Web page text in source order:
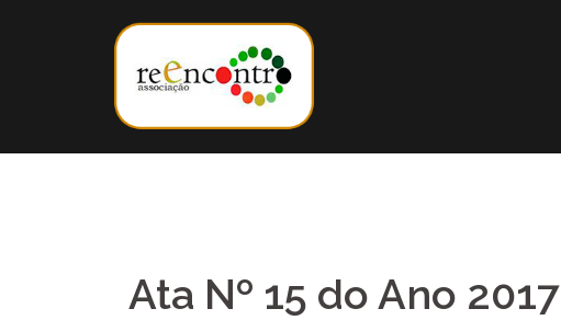
Ata Nº 15 do Ano 2017